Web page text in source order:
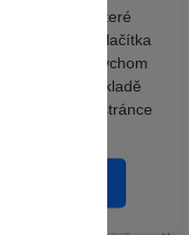
souborů, které
Stisknutím tlačítka
tak, abychom
služby na základě
změnit na stránce